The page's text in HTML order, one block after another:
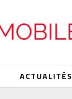
ACTUALITÉS